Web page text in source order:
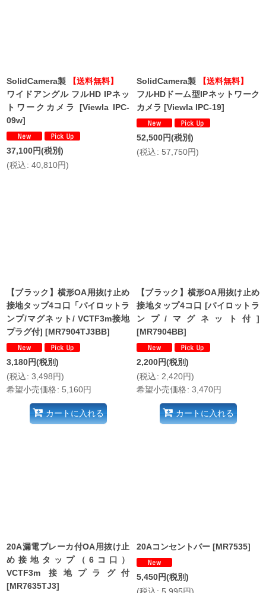
SolidCamera製
【送料無料】
ワイドアングル フルHD IPネッ
トワークカメラ
[Viewla IPC-
09w]
37,100円(税別)
(税込: 40,810円)
SolidCamera製
【送料無料】
フルHDドーム型IPネットワーク
カメラ [Viewla IPC-19]
52,500円(税別)
(税込: 57,750円)
【ブラック】横形OA用抜け止め
接地タップ4コ口「パイロットラ
ンプ/マグネット/ VCTF3m接地
プラグ付] [MR7904TJ3BB]
3,180円(税別)
(税込: 3,498円)
希望小売価格: 5,160円
カートに入れる
【ブラック】横形OA用抜け止め
接地タップ4コ口 [パイロットラ
ンプ/マグネット付]
[MR7904BB]
2,200円(税別)
(税込: 2,420円)
希望小売価格: 3,470円
カートに入れる
20A漏電ブレーカ付OA用抜け止
め接地タップ（6コ口）
VCTF3m 接地プラグ付
[MR7635TJ3]
20Aコンセントバー [MR7535]
5,450円(税別)
(税込: 5,995円)